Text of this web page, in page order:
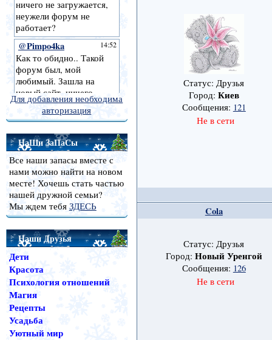
Для добавления необходима
авторизация
НаШи ЗаПаСы
Все наши запасы вместе с
нами можно найти на новом
месте! Хочешь стать частью
нашей дружной семьи?
Мы ждем тебя ЗДЕСЬ
Наши Друзья
Дети
Красота
Психология отношений
Магия
Рецепты
Усадьба
Уютный мир
Статус: Друзья
Город: Киев
Сообщения: 121
Не в сети
Cola
Статус: Друзья
Город: Новый Уренгой
Сообщения: 126
Не в сети